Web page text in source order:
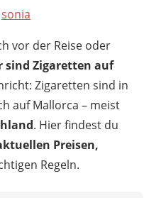
sonia
vor der Reise oder
sind Zigaretten auf
Zigaretten sind in
auf Mallorca – meist
. Hier findest du
Preisen,
Regeln.